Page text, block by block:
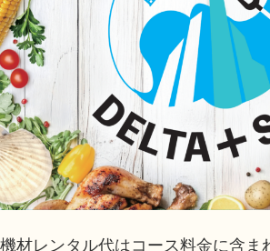
機材レンタル代はコース料金に含ま